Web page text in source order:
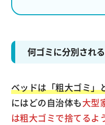
何ゴミに分別され
ベッドは「粗大ゴミ」
にはどの自治体も大型
は粗大ゴミで捨てるよ